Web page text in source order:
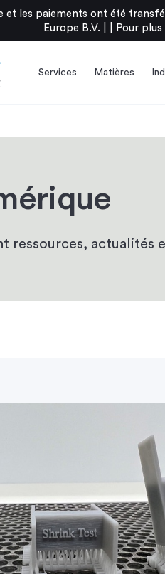
et les paiements ont été
Europe B.V. |
Pour
Services Matières
ressources, actualités